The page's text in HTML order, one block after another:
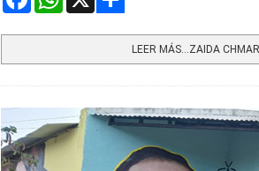
LEER MÁS…ZAIDA